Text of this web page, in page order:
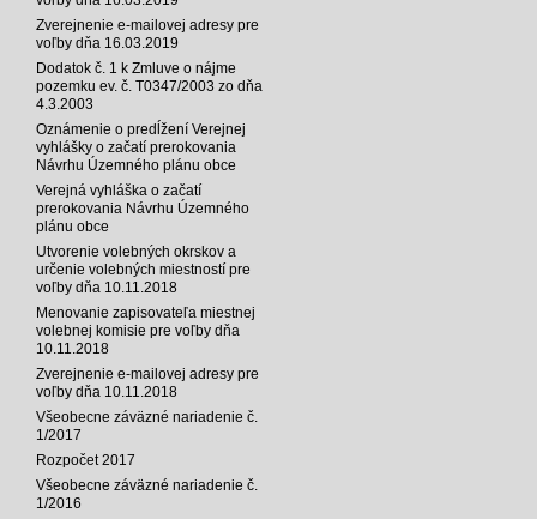
Zverejnenie e-mailovej adresy pre
voľby dňa 16.03.2019
Dodatok č. 1 k Zmluve o nájme
pozemku ev. č. T0347/2003 zo dňa
4.3.2003
Oznámenie o predĺžení Verejnej
vyhlášky o začatí prerokovania
Návrhu Územného plánu obce
Verejná vyhláška o začatí
prerokovania Návrhu Územného
plánu obce
Utvorenie volebných okrskov a
určenie volebných miestností pre
voľby dňa 10.11.2018
Menovanie zapisovateľa miestnej
volebnej komisie pre voľby dňa
10.11.2018
Zverejnenie e-mailovej adresy pre
voľby dňa 10.11.2018
Všeobecne záväzné nariadenie č.
1/2017
Rozpočet 2017
Všeobecne záväzné nariadenie č.
1/2016